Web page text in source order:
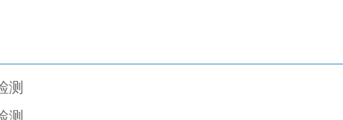
测
测